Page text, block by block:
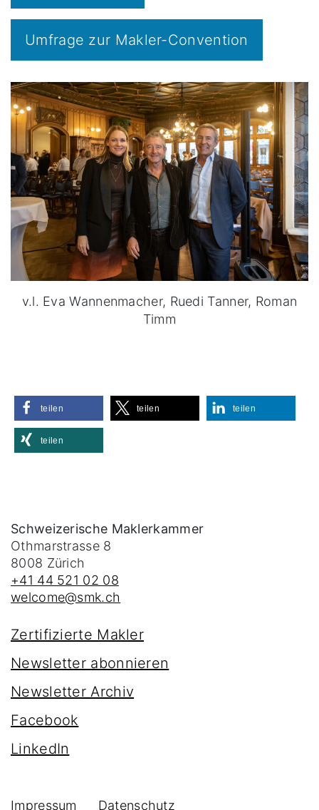
Umfrage zur Makler-Convention
v.l. Eva Wannenmacher, Ruedi Tanner, Roman
Timm
teilen teilen teilen
teilen
Schweizerische Maklerkammer
Othmarstrasse 8
8008 Zürich
+41 44 521 02 08
welcome@smk.ch
Zertifizierte Makler
Newsletter abonnieren
Newsletter Archiv
Facebook
LinkedIn
Impressum Datenschutz